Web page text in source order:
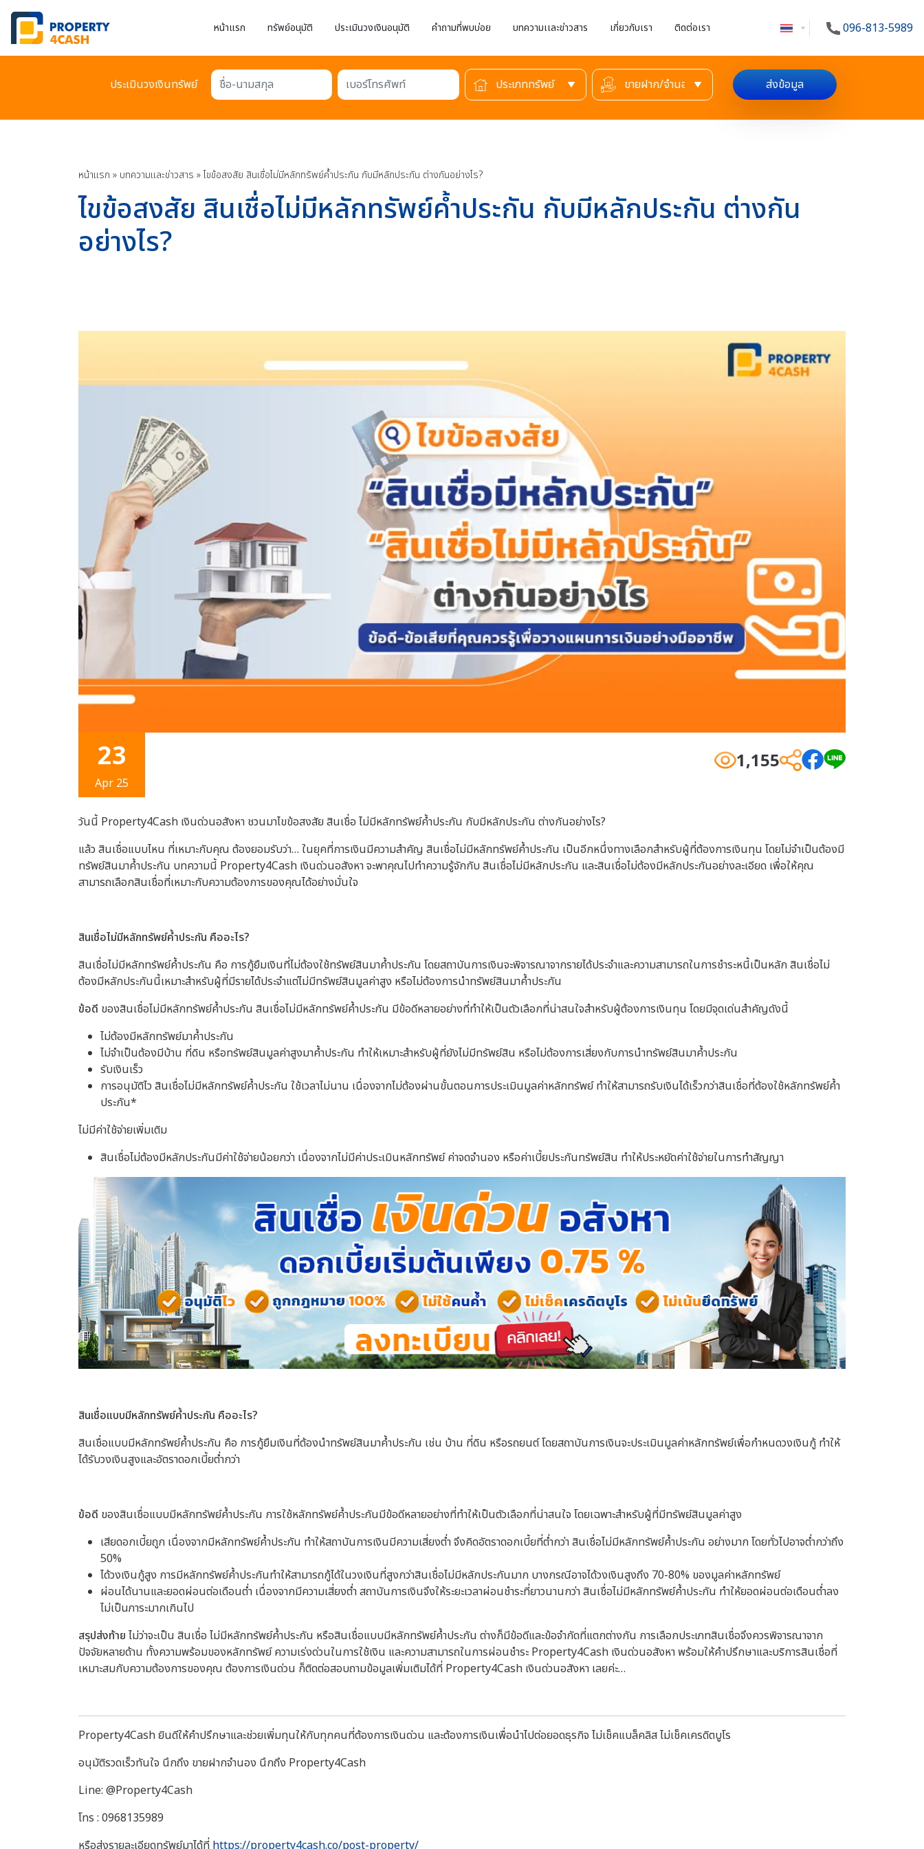
หน้าแรก ทรัพย์อนุมัติ ประเมินวงเงินอนุมัติ คำถามที่พบบ่อย บทความเเละข่าวสาร เกี่ยวกับเรา ติดต่อเรา 096-813-5989
ประเมินวงเงินทรัพย์ ชื่อ-นามสกุล เบอร์โทรศัพท์ ส่งข้อมูล
หน้าแรก » บทความเเละข่าวสาร »ไขข้อสงสัย สินเชื่อไม่มีหลักทรัพย์ค้ำประกัน กับมีหลักประกัน ต่างกันอย่างไร?
ไขข้อสงสัย สินเชื่อไม่มีหลักทรัพย์ค้ำประกัน กับมีหลักประกัน ต่างกัน
อย่างไร?
23
Apr 25
1,155
วันนี้ Property4Cash เงินด่วนอสังหา ชวนมาไขข้อสงสัย สินเชื่อ ไม่มีหลักทรัพย์ค้ำประกัน กับมีหลักประกัน ต่างกันอย่างไร?
แล้ว สินเชื่อแบบไหน ที่เหมาะกับคุณ ต้องยอมรับว่า… ในยุคที่การเงินมีความสำคัญ สินเชื่อไม่มีหลักทรัพย์ค้ำประกัน เป็นอีกหนึ่งทางเลือกสำหรับผู้ที่ต้องการเงินทุน โดยไม่จำเป็นต้องมี
ทรัพย์สินมาค้ำประกัน บทความนี้ Property4Cash เงินด่วนอสังหา จะพาคุณไปทำความรู้จักกับ สินเชื่อไม่มีหลักประกัน และสินเชื่อไม่ต้องมีหลักประกันอย่างละเอียด เพื่อให้คุณ
สามารถเลือกสินเชื่อที่เหมาะกับความต้องการของคุณได้อย่างมั่นใจ
สินเชื่อไม่มีหลักทรัพย์ค้ำประกัน คืออะไร?
สินเชื่อไม่มีหลักทรัพย์ค้ำประกัน คือ การกู้ยืมเงินที่ไม่ต้องใช้ทรัพย์สินมาค้ำประกัน โดยสถาบันการเงินจะพิจารณาจากรายได้ประจำและความสามารถในการชำระหนี้เป็นหลัก สินเชื่อไม่
ต้องมีหลักประกันนี้เหมาะสำหรับผู้ที่มีรายได้ประจำแต่ไม่มีทรัพย์สินมูลค่าสูง หรือไม่ต้องการนำทรัพย์สินมาค้ำประกัน
ข้อดี ของสินเชื่อไม่มีหลักทรัพย์ค้ำประกัน สินเชื่อไม่มีหลักทรัพย์ค้ำประกัน มีข้อดีหลายอย่างที่ทำให้เป็นตัวเลือกที่น่าสนใจสำหรับผู้ต้องการเงินทุน โดยมีจุดเด่นสำคัญดังนี้
ไม่ต้องมีหลักทรัพย์มาค้ำประกัน
ไม่จำเป็นต้องมีบ้าน ที่ดิน หรือทรัพย์สินมูลค่าสูงมาค้ำประกัน ทำให้เหมาะสำหรับผู้ที่ยังไม่มีทรัพย์สิน หรือไม่ต้องการเสี่ยงกับการนำทรัพย์สินมาค้ำประกัน
รับเงินเร็ว
การอนุมัติไว สินเชื่อไม่มีหลักทรัพย์ค้ำประกัน ใช้เวลาไม่นาน เนื่องจากไม่ต้องผ่านขั้นตอนการประเมินมูลค่าหลักทรัพย์ ทำให้สามารถรับเงินได้เร็วกว่าสินเชื่อที่ต้องใช้หลักทรัพย์ค้ำ
ประกัน*
ไม่มีค่าใช้จ่ายเพิ่มเติม
สินเชื่อไม่ต้องมีหลักประกันมีค่าใช้จ่ายน้อยกว่า เนื่องจากไม่มีค่าประเมินหลักทรัพย์ ค่าจดจำนอง หรือค่าเบี้ยประกันทรัพย์สิน ทำให้ประหยัดค่าใช้จ่ายในการทำสัญญา
สินเชื่อแบบมีหลักทรัพย์ค้ำประกัน คืออะไร?
สินเชื่อแบบมีหลักทรัพย์ค้ำประกัน คือ การกู้ยืมเงินที่ต้องนำทรัพย์สินมาค้ำประกัน เช่น บ้าน ที่ดิน หรือรถยนต์ โดยสถาบันการเงินจะประเมินมูลค่าหลักทรัพย์เพื่อกำหนดวงเงินกู้ ทำให้
ได้รับวงเงินสูงและอัตราดอกเบี้ยต่ำกว่า
ข้อดี ของสินเชื่อแบบมีหลักทรัพย์ค้ำประกัน การใช้หลักทรัพย์ค้ำประกันมีข้อดีหลายอย่างที่ทำให้เป็นตัวเลือกที่น่าสนใจ โดยเฉพาะสำหรับผู้ที่มีทรัพย์สินมูลค่าสูง
เสียดอกเบี้ยถูก เนื่องจากมีหลักทรัพย์ค้ำประกัน ทำให้สถาบันการเงินมีความเสี่ยงต่ำ จึงคิดอัตราดอกเบี้ยที่ต่ำกว่า สินเชื่อไม่มีหลักทรัพย์ค้ำประกัน อย่างมาก โดยทั่วไปอาจต่ำกว่าถึง
50%
ได้วงเงินกู้สูง การมีหลักทรัพย์ค้ำประกันทำให้สามารถกู้ได้ในวงเงินที่สูงกว่าสินเชื่อไม่มีหลักประกันมาก บางกรณีอาจได้วงเงินสูงถึง 70-80% ของมูลค่าหลักทรัพย์
ผ่อนได้นานและยอดผ่อนต่อเดือนต่ำ เนื่องจากมีความเสี่ยงต่ำ สถาบันการเงินจึงให้ระยะเวลาผ่อนชำระที่ยาวนานกว่า สินเชื่อไม่มีหลักทรัพย์ค้ำประกัน ทำให้ยอดผ่อนต่อเดือนต่ำลง
ไม่เป็นภาระมากเกินไป
สรุปส่งท้าย ไม่ว่าจะเป็น สินเชื่อ ไม่มีหลักทรัพย์ค้ำประกัน หรือสินเชื่อแบบมีหลักทรัพย์ค้ำประกัน ต่างก็มีข้อดีและข้อจำกัดที่แตกต่างกัน การเลือกประเภทสินเชื่อจึงควรพิจารณาจาก
ปัจจัยหลายด้าน ทั้งความพร้อมของหลักทรัพย์ ความเร่งด่วนในการใช้เงิน และความสามารถในการผ่อนชำระ Property4Cash เงินด่วนอสังหา พร้อมให้คำปรึกษาและบริการสินเชื่อที่
เหมาะสมกับความต้องการของคุณ ต้องการเงินด่วน ก็ติดต่อสอบถามข้อมูลเพิ่มเติมได้ที่ Property4Cash เงินด่วนอสังหา เลยค่ะ…
Property4Cash ยินดีให้คำปรึกษาและช่วยเพิ่มทุนให้กับทุกคนที่ต้องการเงินด่วน และต้องการเงินเพื่อนำไปต่อยอดธุรกิจ ไม่เช็คแบล็คลิส ไม่เช็คเครดิตบูโร
อนุมัติรวดเร็วทันใจ นึกถึง ขายฝากจำนอง นึกถึง Property4Cash
Line: @Property4Cash
โทร : 0968135989
หรือส่งรายละเอียดทรัพย์มาได้ที่ https://property4cash.co/post-property/